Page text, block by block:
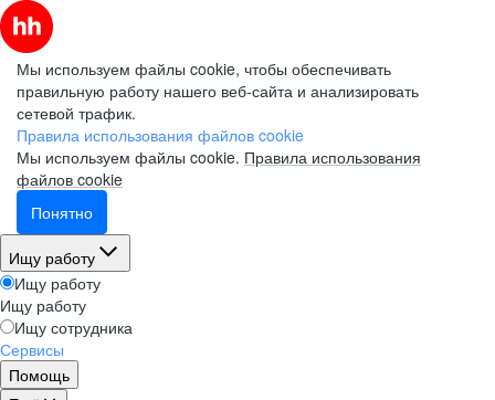
Мы используем файлы cookie, чтобы обеспечивать
правильную работу нашего веб-сайта и анализировать
сетевой трафик.
Правила использования файлов cookie
Мы используем файлы cookie. Правила использования
файлов cookie
Понятно
Ищу работу
Ищу работу
Ищу работу
Ищу сотрудника
Сервисы
Помощь